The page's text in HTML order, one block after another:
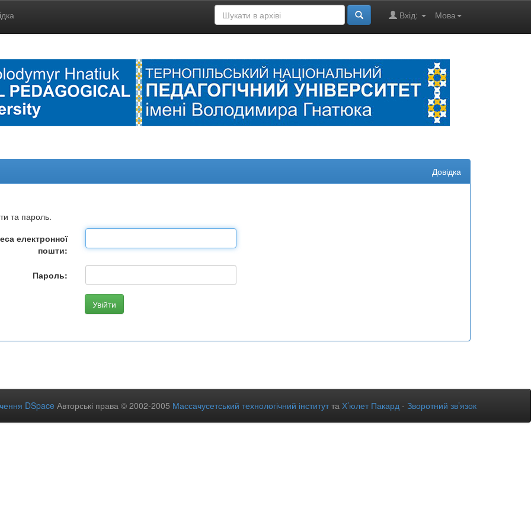
Мова
Вхід:
Довідка
та пароль.
електронної
пошти:
Пароль:
DSpace Авторські права © 2002-2005 Массачусетський технологічний інститутта Х’юлет Пакард - Зворотний зв’язок